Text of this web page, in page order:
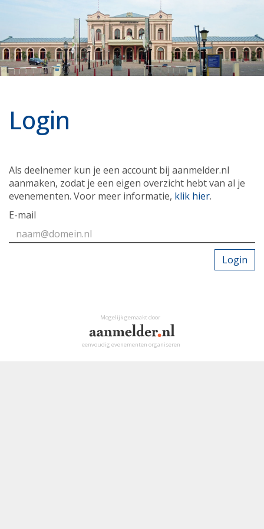
Login
Als deelnemer kun je een account bij aanmelder.nl
aanmaken, zodat je een eigen overzicht hebt van al je
evenementen. Voor meer informatie, klik hier.
E-mail
Login
Mogelijk gemaakt door
eenvoudig evenementen organiseren